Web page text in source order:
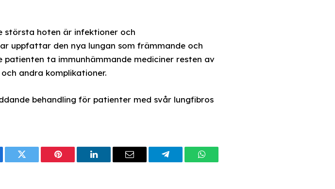
största hoten är infektioner och
uppfattar den nya lungan som främmande och
ta immunhämmande mediciner resten av
andra komplikationer.
behandling för patienter med svår lungfibros
Twitter PinterestLinkedInEmail TelegramWhatsApp